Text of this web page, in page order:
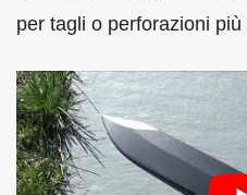
per tagli o perforazioni più